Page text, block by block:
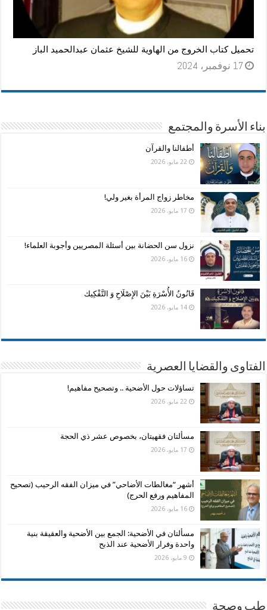
تحميل كتاب الخروج من الهاوية للشيخ عثمان عبدالحميد الباز
17 نوفمبر، 2024
بناء الأسرة والمجتمع
أطفالنا والقرآن
22 مايو، 2026
مخاطر زواج المرأة بغير ولي!
17 مايو، 2026
نزول سن الحضانة بين أسئلة المصريين وأجوبة العلماء!
16 مايو، 2026
قَانُونُ الأُسْرَةِ بَيْنَ الإِصْلَاحِ وَ التَّفْكِيك
14 مايو، 2026
الفتاوى والقضايا العصرية
تساؤلات حول الأضحية .. وتصحيح مفاهيم!
22 مايو، 2026
مسألتان فقهيتان، بخصوص عشر ذي الحجة
17 مايو، 2026
أشهر “مغالطات الأضاحي” في ميزان الفقه الرحيب (تصحيح
المفاهيم ورفع الحرج)
16 مايو، 2026
مسألتان في الأضحية: الجمع بين الأضحية والعقيقة بنية
واحدة وفرار الأضحية عند الذبح
9 مايو، 2026
طب وصحة